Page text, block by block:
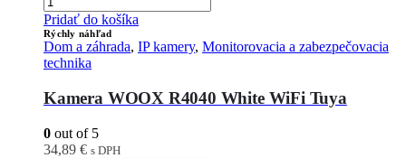
Pridať do košíka
Rýchly náhľad
Dom a záhrada, IP kamery, Monitorovacia a zabezpečovacia
technika
Kamera WOOX R4040 White WiFi Tuya
0 out of 5
34,89 € s DPH